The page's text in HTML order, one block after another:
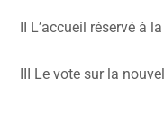
II L’accueil réservé à
III Le vote sur la